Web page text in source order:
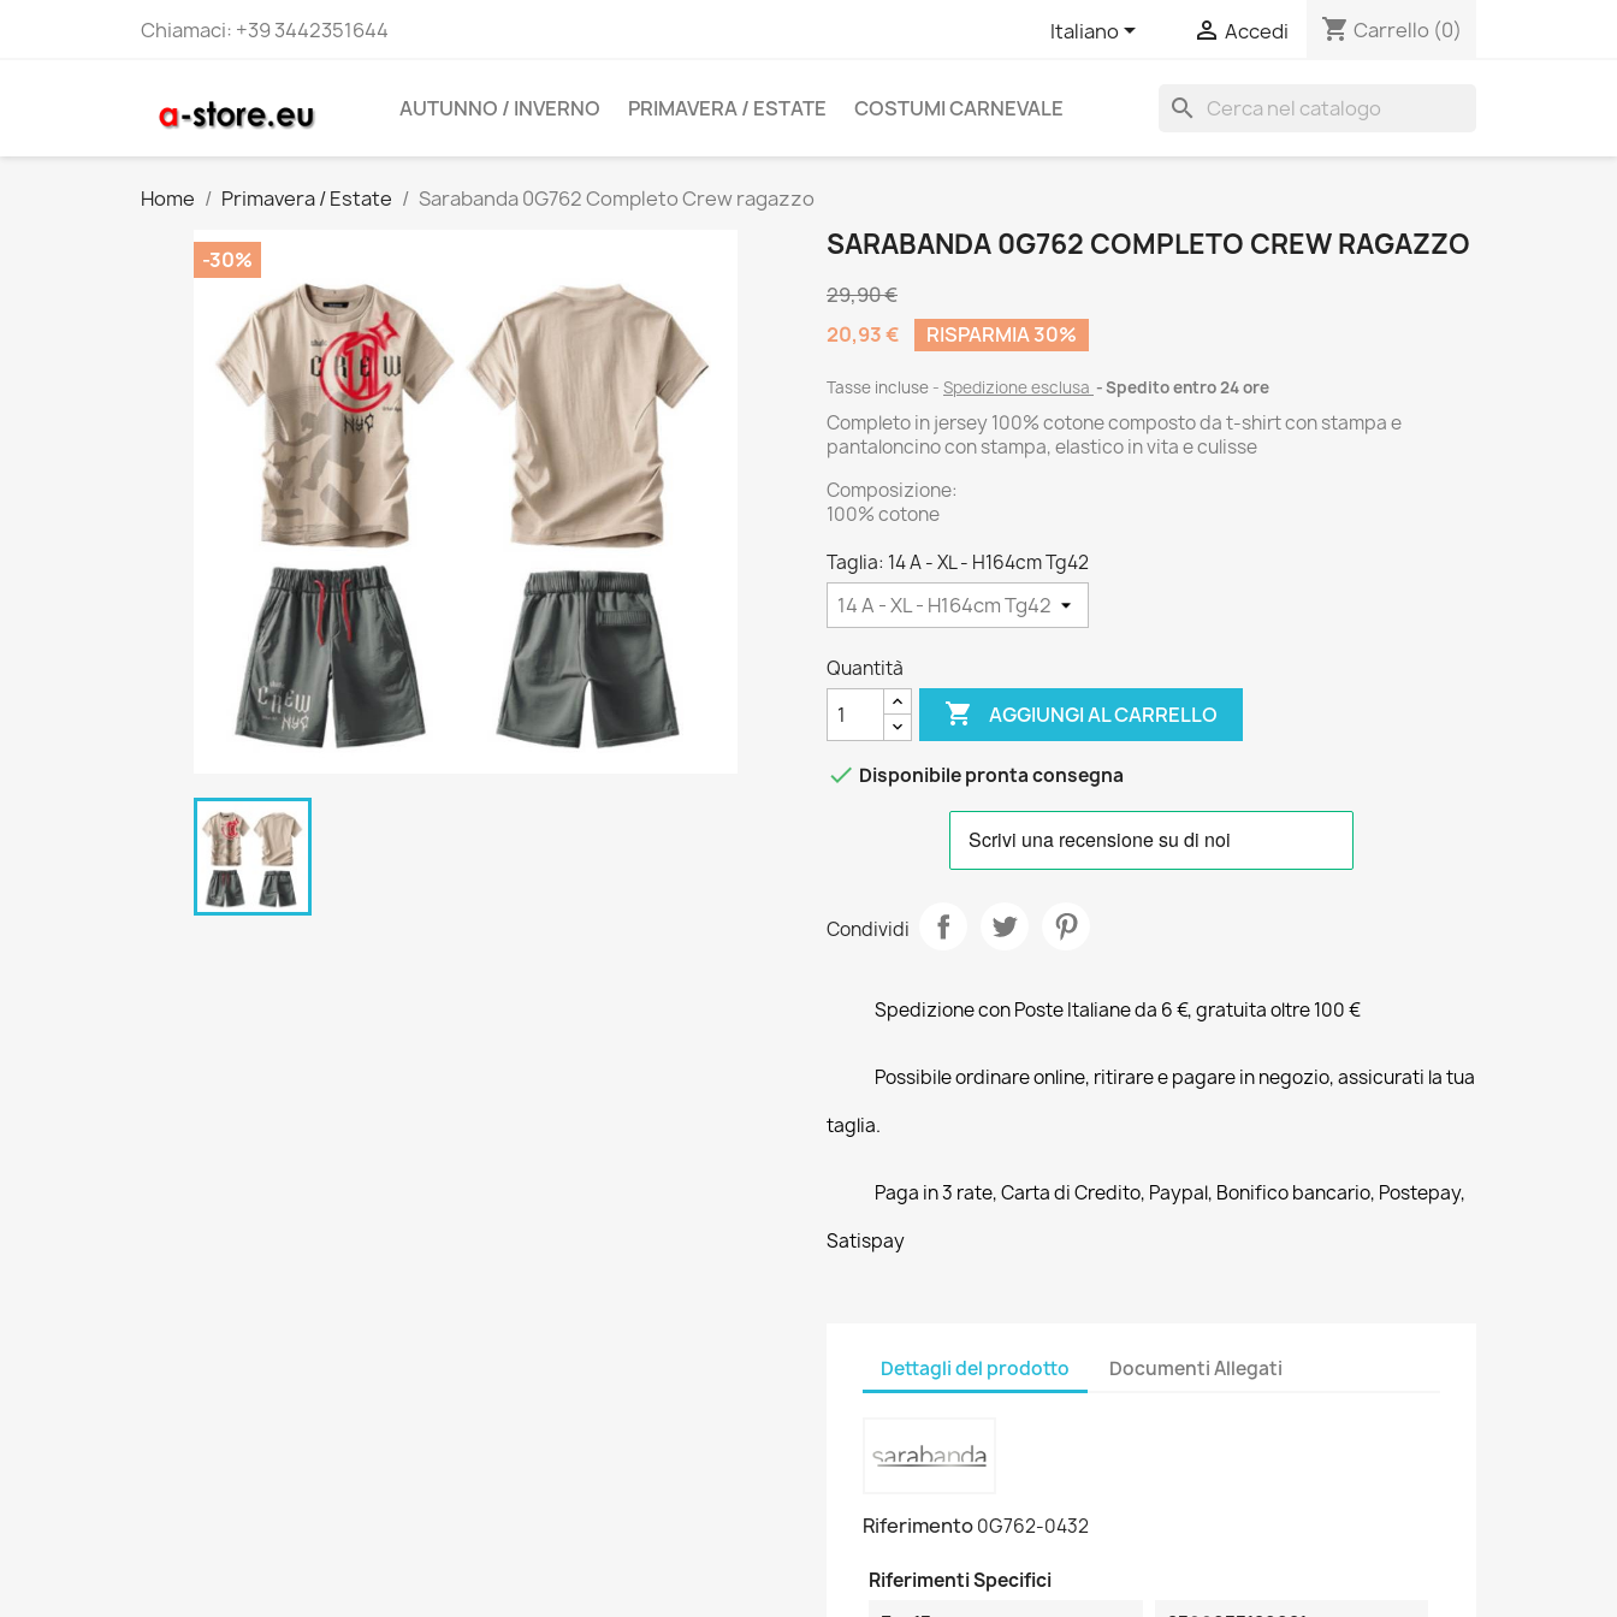
Chiamaci: +39 3442351644 Italiano  Accedi shopping_cart Carrello (0)
AUTUNNO / INVERNO PRIMAVERA / ESTATE COSTUMI CARNEVALE search
Home Primavera / Estate Sarabanda 0G762 Completo Crew ragazzo
-30% SARABANDA 0G762 COMPLETO CREW RAGAZZO
29,90 €
20,93 €
RISPARMIA 30%
Tasse incluse Spedizione esclusa Spedito entro 24 ore
Completo in jersey 100% cotone composto da t-shirt con stampa e
pantaloncino con stampa, elastico in vita e culisse
Composizione:
100% cotone
Taglia: 14 A - XL - H164cm Tg42
Quantità
 AGGIUNGI AL CARRELLO
 Disponibile pronta consegna
Condividi
Spedizione con Poste Italiane da 6 €, gratuita oltre 100 €
Possibile ordinare online, ritirare e pagare in negozio, assicurati la tua
taglia.
Paga in 3 rate, Carta di Credito, Paypal, Bonifico bancario, Postepay,
Satispay
Dettagli del prodotto Documenti Allegati
Riferimento0G762-0432
Riferimenti Specifici